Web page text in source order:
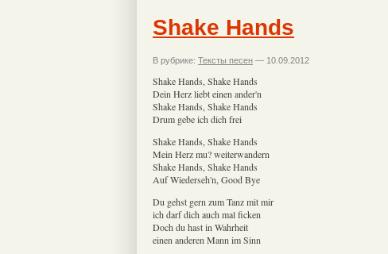
Shake Hands
В рубрике: Тексты песен — 10.09.2012
Shake Hands, Shake Hands
Dein Herz liebt einen ander'n
Shake Hands, Shake Hands
Drum gebe ich dich frei
Shake Hands, Shake Hands
Mein Herz mu? weiterwandern
Shake Hands, Shake Hands
Auf Wiederseh'n, Good Bye
Du gehst gern zum Tanz mit mir
ich darf dich auch mal ficken
Doch du hast in Wahrheit
einen anderen Mann im Sinn